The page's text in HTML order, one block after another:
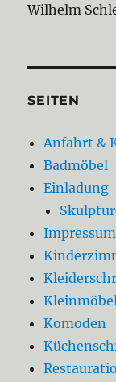
Wilhelm
SEITEN
Anfahrt &
Badmöbel
Einladung
Impressum
Kleinmöbel
Komoden